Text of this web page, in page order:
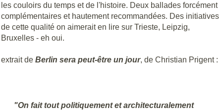
les couloirs du temps et de l'histoire. Deux ballades forcément
complémentaires et hautement recommandées. Des initiatives
de cette qualité on aimerait en lire sur Trieste, Leipzig,
Bruxelles - eh oui.
extrait de Berlin sera peut-être un jour, de Christian Prigent :
"On fait tout politiquement et architecturalement